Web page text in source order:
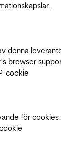
denna
browser
cookie
för cookies.